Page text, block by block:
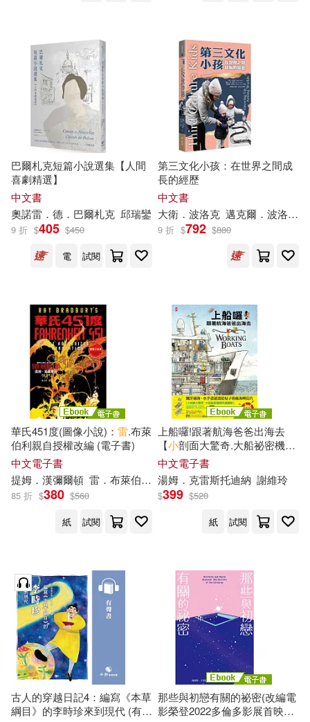
Enid Blyton(1)
Paddy Chao 趙培均(1)
Washington Irving等(1)
William Shakespeare(1)
[俄]伊·安·克雷洛夫(1)
[瑞典]倫納特·比約克 [法]費德里克·
雷加德 王論躍(1)
[美]L．M．奧爾科特 著 [英]D．K．
斯旺 M．韋斯特 改寫(1)
[英]喬叟 著 [英]韋斯特 改寫(1)
《教師公開招聘考試專用系列教
材》編委會編著(1)
《福建省中小學教師招聘考試專用
教材》編委會編著(1)
上海譯文出版社 編著(1)
中公教育教師招聘考試研究院編(1)
中小學教師專業發展標准及指導課
題組編著(1)
九通早教研究中心編著(1)
任森（編）(1)
西安交通大學出版社(2)
親子天下(2)
長江文藝出版社(2) 麥田(2)
黑龍江科學技術出版社(2)
ARTEK(1) AVI(1)
Archiv(1) BIS(1)
Deutsche Grammophon(1)
EZ叢書館(1)
Hodder&Stoughton(1)
MIRARE(1)
Melodiya X Obsession(1)
Universal(1) paraty(1)
上海中醫藥大學出版社(1)
上海交通大學出版社(1)
上海外語教育出版社(1)
巴爾札克短篇小說選集【人間
喜劇精選】
中文書
奧諾雷 ．德．巴爾札克 邱瑞鑾
9 折 $405 $450
電
試閱
第三文化小孩：在世界之間成
長的經歷
中文書
大衛．波洛克 邁克爾．波洛克
9 折 $792 $880
華氏451度(圖像小說)： 雷.布萊
伯利親自授權改編 (電子書)
中文電子書
提姆．漢彌爾頓 雷 ．布萊伯利 徐立妍
85 折 $380 $560
紙
試閱
上船囉!跟著航海爸爸出海去
【小剖面大驚奇.大船祕密機關
手繪圖解】(STEAM科學素
養)：從捕蟹船到海巡艦、從消
防船、渡輪到研究船，海上英
雄工作大公開 (電子書)
中文電子書
湯姆．克雷斯托迪納 謝維玲
$399 $520
紙
試閱
古人的穿越日記4：編寫《本草
綱目》的李時珍來到現代 (有聲
那些與初戀有關的祕密(改編電
影榮登2022多倫多影展首映